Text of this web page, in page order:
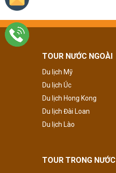
TOUR NƯỚC NGOÀI
Du lịch Mỹ
Du lịch Úc
Du lịch Hong Kong
Du lịch Đài Loan
Du lịch Lào
TOUR TRONG NƯỚC